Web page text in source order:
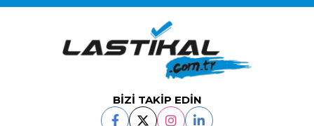
BİZİ TAKİP EDİN